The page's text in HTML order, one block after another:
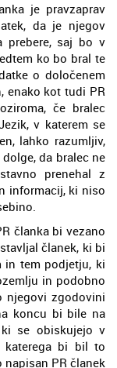
je pravzaprav
da je njegov
prebere, saj bo v
ko bo bral te
o določenem
enako kot tudi PR
če bralec
v katerem se
lahko razumljiv,
da bralec ne
prenehal z
informacij, ki niso
članka bi vezano
članek, ki bi
in tem podjetju, ki
in podobno
njegovi zgodovini
koncu bi bile na
ki se obiskujejo v
katerega bi bil to
PR članek